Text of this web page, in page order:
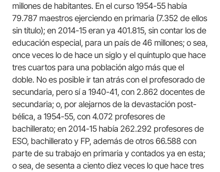
millones de habitantes. En el curso 1954-55 había
79.787 maestros ejerciendo en primaria (7.352 de ellos
sin título); en 2014-15 eran ya 401.815, sin contar los de
educación especial, para un país de 46 millones; o sea,
once veces lo de hace un siglo y el quíntuplo que hace
tres cuartos para una población algo más que el
doble. No es posible ir tan atrás con el profesorado de
secundaria, pero sí a 1940-41, con 2.862 docentes de
secundaria; o, por alejarnos de la devastación post-
bélica, a 1954-55, con 4.072 profesores de
bachillerato; en 2014-15 había 262.292 profesores de
ESO, bachillerato y FP, además de otros 66.588 con
parte de su trabajo en primaria y contados ya en esta;
o sea, de sesenta a ciento diez veces lo que hace tres